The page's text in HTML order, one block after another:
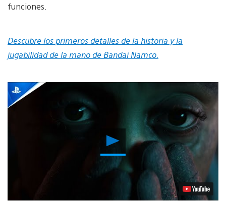
funciones.
Descubre los primeros detalles de la historia y la
jugabilidad de la mano de Bandai Namco.
Reproducir
vídeo